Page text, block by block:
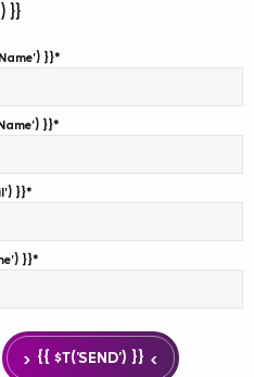
}}
}}*
}}*
}}*
}}*
{{ $T('SEND') }}